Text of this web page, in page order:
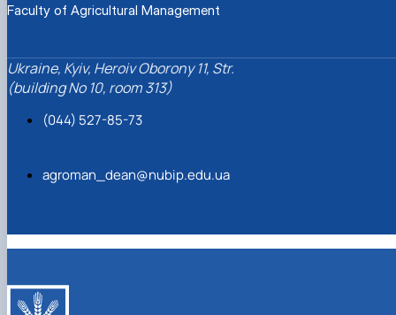
Faculty of Agricultural Management
Ukraine, Kyiv, Heroiv Oborony 11, Str.
(building No 10, room 313)
(044) 527-85-73
agroman_dean@nubip.edu.ua